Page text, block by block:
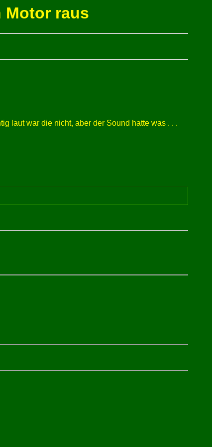
Motor raus
laut war die nicht, aber der Sound hatte was . . .